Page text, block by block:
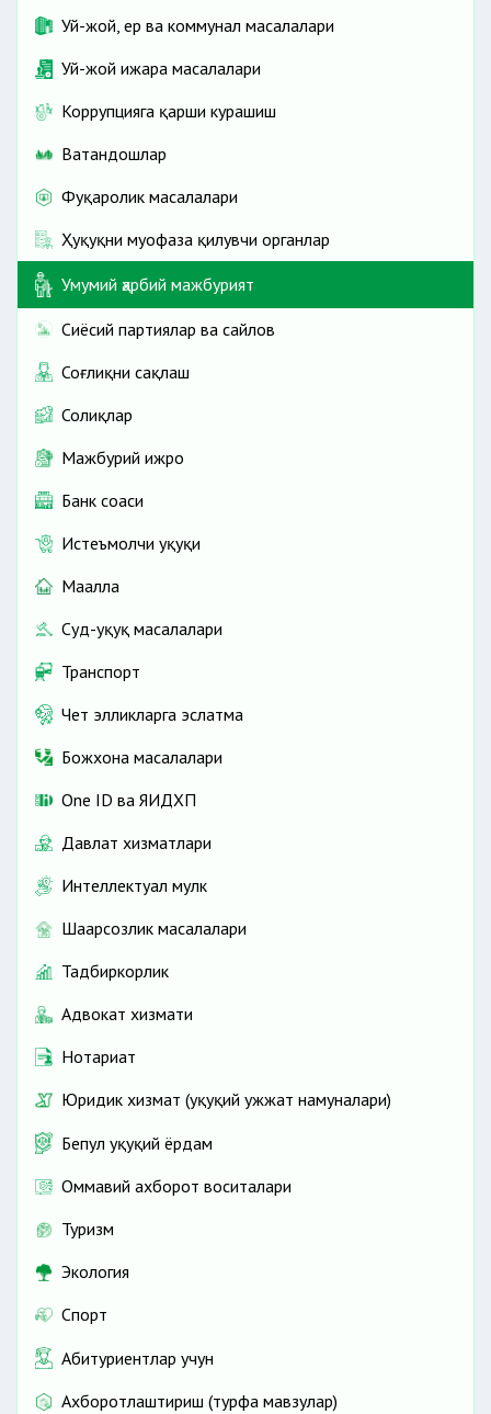
Уй-жой, ер ва коммунал масалалари
Уй-жой ижара масалалари
Коррупцияга қарши курашиш
Ватандошлар
Фуқаролик масалалари
Ҳуқуқни муҳофаза қилувчи органлар
Умумий ҳарбий мажбурият
Сиёсий партиялар ва сайлов
Соғлиқни сақлаш
Солиқлар
Мажбурий ижро
Банк соҳаси
Истеъмолчи ҳуқуқи
Маҳалла
Суд-ҳуқуқ масалалари
Транспорт
Чет элликларга эслатма
Божхона масалалари
One ID ва ЯИДХП
Давлат хизматлари
Интеллектуал мулк
Шаҳарсозлик масалалари
Тадбиркорлик
Адвокат хизмати
Нотариат
Юридик хизмат (ҳуқуқий ҳужжат намуналари)
Бепул ҳуқуқий ёрдам
Оммавий ахборот воситалари
Туризм
Экология
Спорт
Абитуриентлар учун
Ахборотлаштириш (турфа мавзулар)